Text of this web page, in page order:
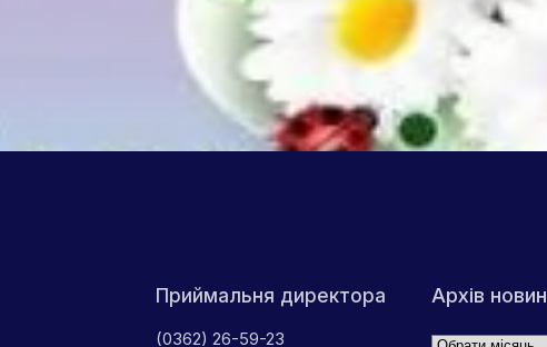
ПОШИРИТИ В МЕРЕЖАХ:
Приймальня директора
(0362) 26-59-23
Архів новин
Архіви